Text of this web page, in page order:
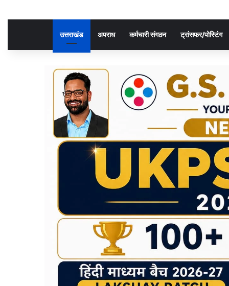
उत्तराखंड अपराध कर्मचारी संगठन ट्रांसफर/पोस्टिंग